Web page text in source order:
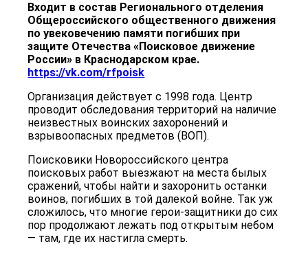
Входит в состав Регионального отделения
Общероссийского общественного движения
по увековечению памяти погибших при
защите Отечества «Поисковое движение
России» в Краснодарском крае.
https://vk.com/rfpoisk
Организация действует с 1998 года. Центр
проводит обследования территорий на наличие
неизвестных воинских захоронений и
взрывоопасных предметов (ВОП).
Поисковики Новороссийского центра
поисковых работ выезжают на места былых
сражений, чтобы найти и захоронить останки
воинов, погибших в той далекой войне. Так уж
сложилось, что многие герои-защитники до сих
пор продолжают лежать под открытым небом
— там, где их настигла смерть.